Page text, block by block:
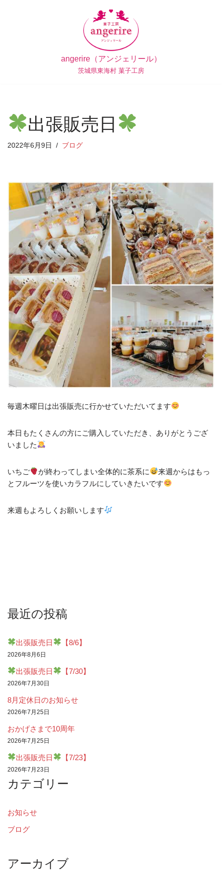
ッ
angerire（アンジェリール）
茨城県東海村 菓子工房
出張販売日
2022年6月9日 ブログ
毎週木曜日は出張販売に行かせていただいてます
本日もたくさんの方にご購入していただき、ありがとうござ
いました
いちご が終わってしまい全体的に茶系に
来週からはもっ
とフルーツを使いカラフルにしていきたいです
来週もよろしくお願いします
最近の投稿
出張販売日 【8/6】
2026年8月6日
出張販売日 【7/30】
2026年7月30日
8月定休日のお知らせ
2026年7月25日
おかげさまで10周年
2026年7月25日
出張販売日 【7/23】
2026年7月23日
カテゴリー
お知らせ
ブログ
アーカイブ